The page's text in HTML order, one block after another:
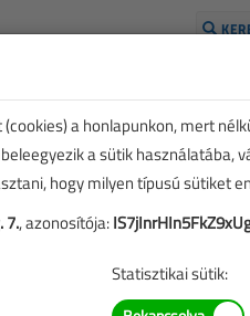
a honlapunkon, mert
a sütik használatába,
hogy milyen típusú sütiket
7., azonosítója:
Statisztikai sütik: